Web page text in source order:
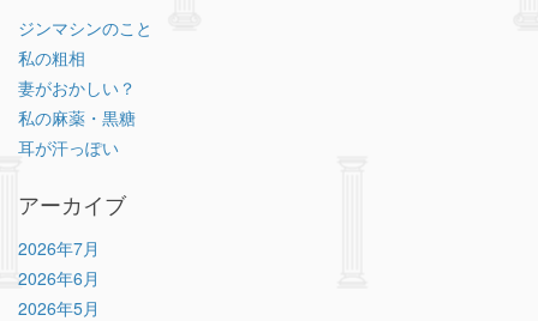
ジンマシンのこと
私の粗相
妻がおかしい？
私の麻薬・黒糖
耳が汗っぽい
アーカイブ
2026年7月
2026年6月
2026年5月